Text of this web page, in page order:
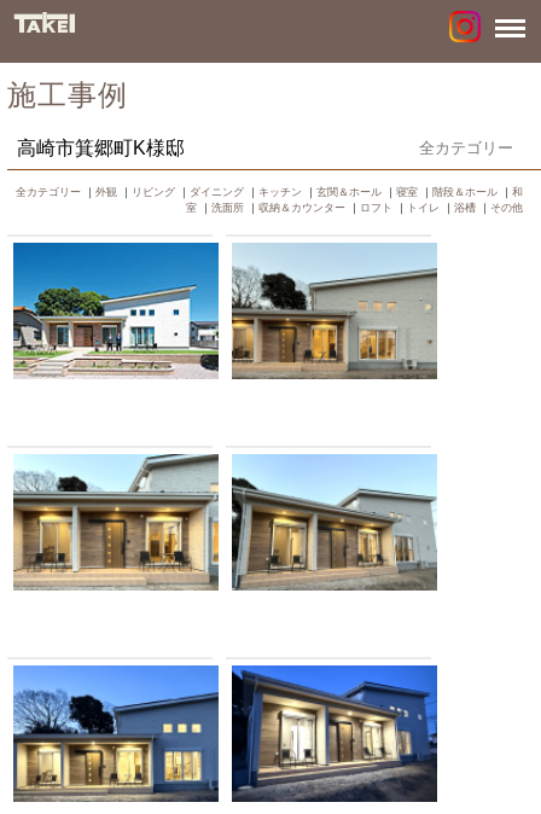
施工事例
高崎市箕郷町K様邸 全カテゴリー
全カテゴリー ｜ 外観 ｜ リビング ｜ ダイニング ｜ キッチン ｜ 玄関＆ホール ｜ 寝室 ｜ 階段＆ホール ｜ 和
室 ｜ 洗面所 ｜ 収納＆カウンター ｜ ロフト ｜ トイレ ｜ 浴槽 ｜ その他